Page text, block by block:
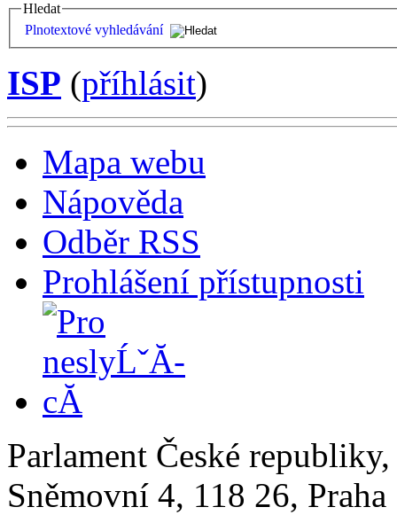
Hledat
Plnotextové vyhledávání
ISP (příhlásit)
Mapa webu
Nápověda
Odběr RSS
Prohlášení přístupnosti
Parlament České
Sněmovní 4, 118 26,